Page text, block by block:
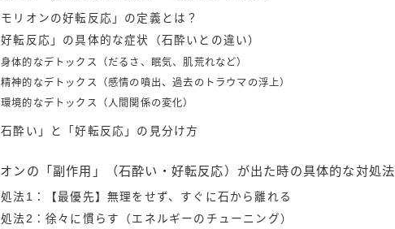
モリオンの好転反応」の定義とは？
好転反応」の具体的な症状（石酔いとの違い）
身体的なデトックス（だるさ、眠気、肌荒れなど）
精神的なデトックス（感情の噴出、過去のトラウマの浮上）
環境的なデトックス（人間関係の変化）
石酔い」と「好転反応」の見分け方
ンの「副作用」（石酔い・好転反応）が出た時の具体的な対処法
法1：【最優先】無理をせず、すぐに石から離れる
法2：徐々に慣らす（エネルギーのチューニング）